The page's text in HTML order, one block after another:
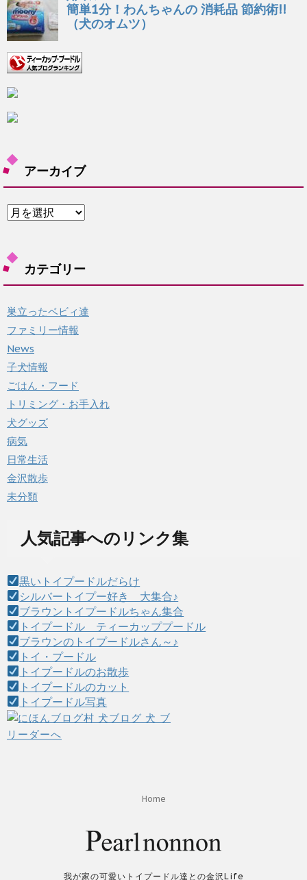
アーカイブ
ア
ー
イ
ブ
カテゴリー
巣立ったベビィ達
ファミリー情報
News
子犬情報
ごはん・フード
トリミング・お手入れ
犬グッズ
病気
日常生活
金沢散歩
未分類
人気記事へのリンク集
黒いトイプードルだらけ
シルバートイプー好き 大集合♪
ブラウントイプードルちゃん集合
トイプードル ティーカッププードル
ブラウンのトイプードルさん～♪
トイ・プードル
トイプードルのお散歩
トイプードルのカット
トイプードル写真
Home
我が家の可愛いトイプードル達との金沢Life